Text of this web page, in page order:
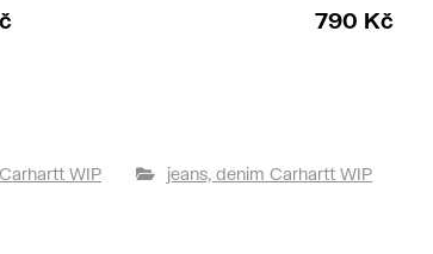
790 Kč
WIP jeans, denim Carhartt WIP